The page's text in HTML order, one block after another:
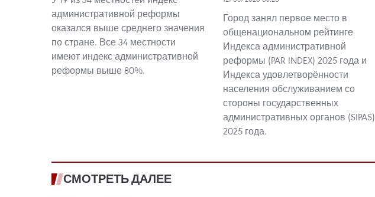
административной реформы
оказался выше среднего значения
по стране. Все 34 местности
имеют индекс административной
реформы выше 80%.
Город занял первое место в
общенациональном рейтинге
Индекса административной
реформы (PAR INDEX) 2025 года и
Индекса удовлетворённости
населения обслуживанием со
стороны государственных
административных органов (SIPAS)
2025 года.
СМОТРЕТЬ ДАЛЕЕ